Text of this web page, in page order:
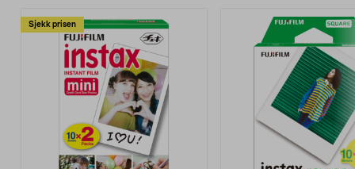
Sjekk prisen